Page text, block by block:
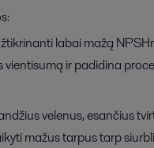
labai mažą
vientisumą ir padidina
velenus, esančius
mažus tarpus tarp